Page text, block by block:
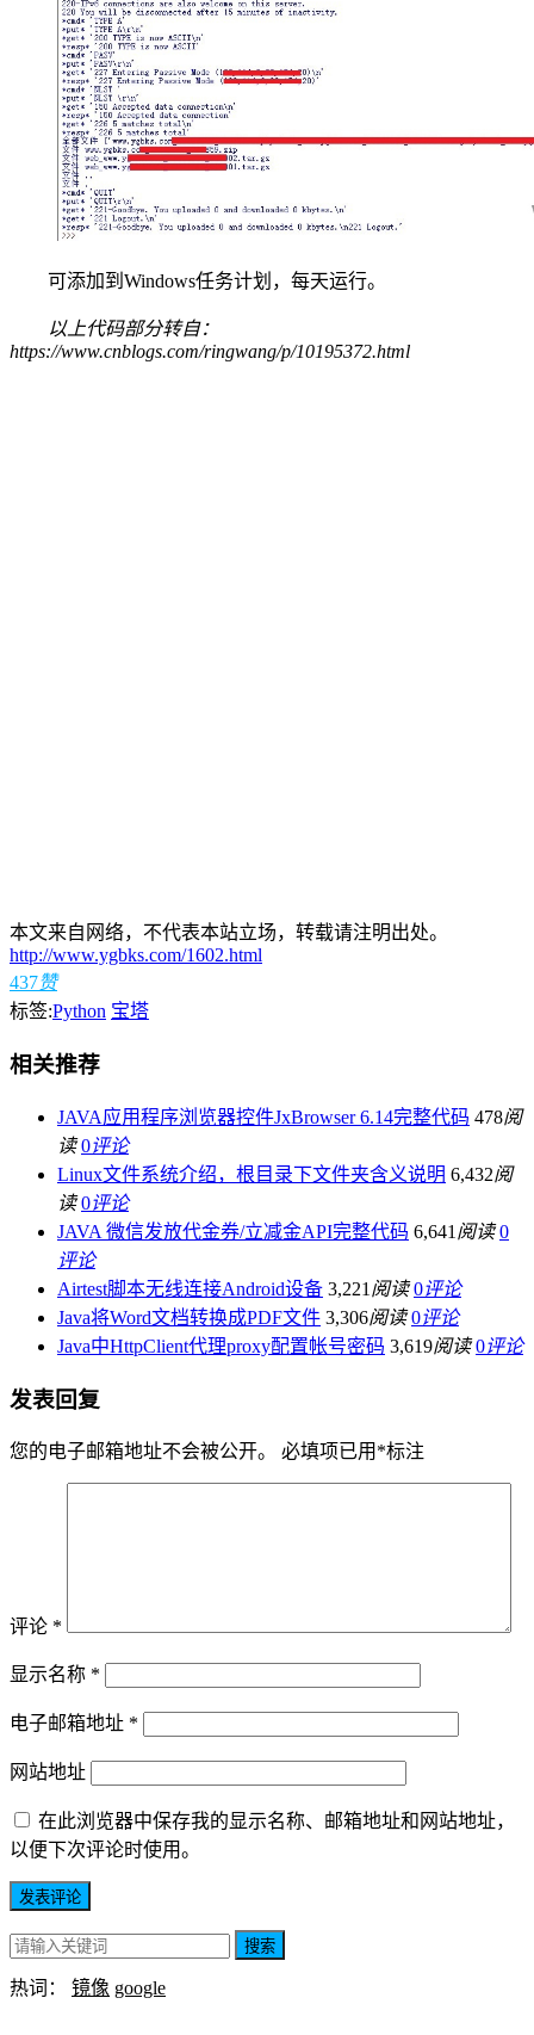
可添加到Windows任务计划，每天运行。
以上代码部分转自：
https://www.cnblogs.com/ringwang/p/10195372.html
本文来自网络，不代表本站立场，转载请注明出处。
http://www.ygbks.com/1602.html
437赞
标签:Python 宝塔
相关推荐
JAVA应用程序浏览器控件JxBrowser 6.14完整代码 478阅
读 0评论
Linux文件系统介绍，根目录下文件夹含义说明 6,432阅
读 0评论
JAVA 微信发放代金券/立减金API完整代码 6,641 阅读 0
评论
Airtest脚本无线连接Android设备 3,221 阅读 0评论
Java将Word文档转换成PDF文件 3,306阅读 0评论
Java中HttpClient代理proxy配置帐号密码 3,619阅读 0评论
发表回复
您的电子邮箱地址不会被公开。 必填项已用 *标注
评论 *
显示名称 *
电子邮箱地址 *
网站地址
在此浏览器中保存我的显示名称、邮箱地址和网站地址，
以便下次评论时使用。
搜索
热词： 镜像 google